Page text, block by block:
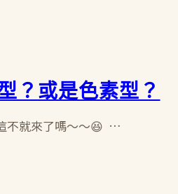
？或是色素型？
不就來了嗎～～😆 …